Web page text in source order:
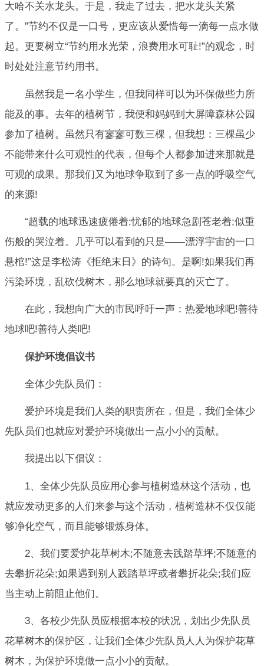
大哈不关水龙头。于是，我走了过去，把水龙头关紧
了。”节约不仅是一口号，更应该从爱惜每一滴每一点水做
起。更要树立“节约用水光荣，浪费用水可耻!”的观念，时
时处处注意节约用书。
虽然我是一名小学生，但我同样可以为环保做些力所
能及的事。去年的植树节，我便和妈妈到大屏障森林公园
参加了植树。虽然只有寥寥可数三棵，但我想：三棵虽少
不能带来什么可观性的代表，但每个人都参加进来那就是
可观的成果。那我们又为地球争取到了多一点的呼吸空气
的来源!
“超载的地球迅速疲倦着;忧郁的地球急剧苍老着;似重
伤般的哭泣着。几乎可以看到的只是——漂浮宇宙的一口
悬棺!”这是李松涛《拒绝末日》的诗句。是啊!如果我们再
污染环境，乱砍伐树木，那么地球就要真的灭亡了。
在此，我想向广大的市民呼吁一声：热爱地球吧!善待
地球吧!善待人类吧!
保护环境倡议书
全体少先队员们：
爱护环境是我们人类的职责所在，但是，我们全体少
先队员们也就应对爱护环境做出一点小小的贡献。
我提出以下倡议：
1、全体少先队员应用心参与植树造林这个活动，也
就应发动更多的人们来参与这个活动，植树造林不仅仅能
够净化空气，而且能够锻炼身体。
2、我们要爱护花草树木;不随意去践踏草坪;不随意的
去攀折花朵;如果遇到别人践踏草坪或者攀折花朵;我们应
当主动上前阻止他们。
3、各校少先队员应根据本校的状况，划出少先队员
花草树木的保护区，让我们全体少先队员人人为保护花草
树木，为保护环境做一点小小的贡献。